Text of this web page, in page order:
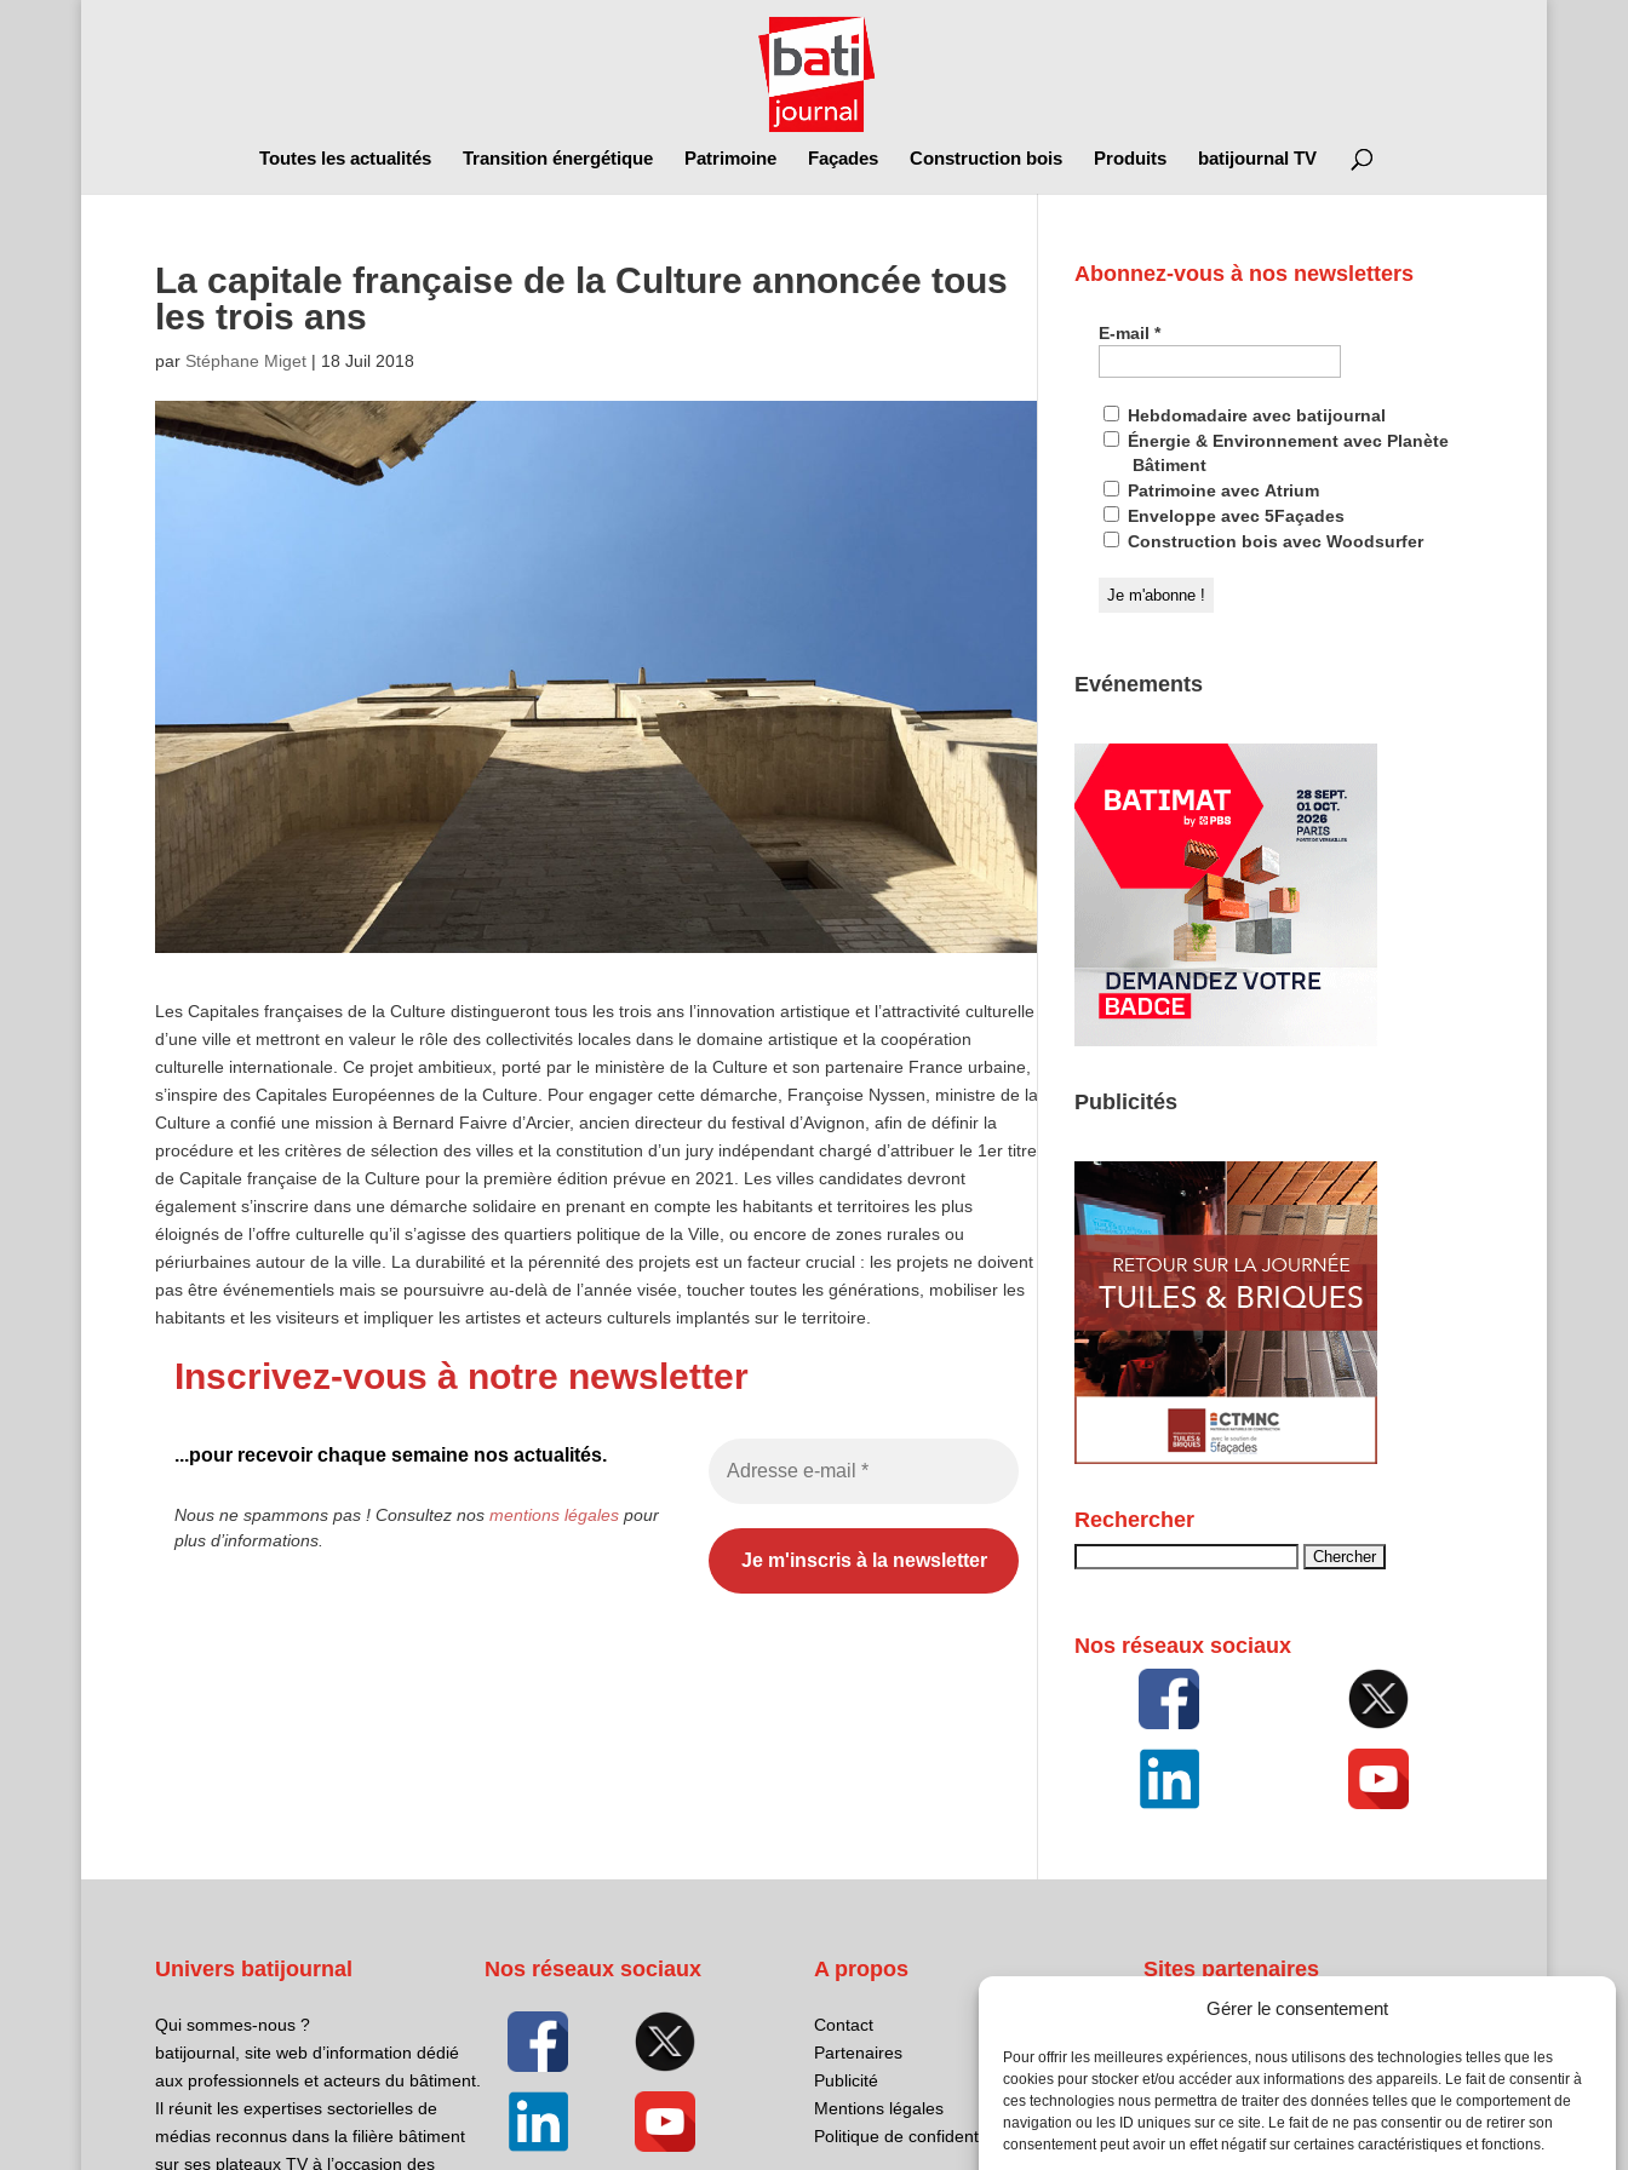
Gérer le consentement
Pour offrir les meilleures expériences, nous utilisons des technologies telles que les
cookies pour stocker et/ou accéder aux informations des appareils. Le fait de consentir à
ces technologies nous permettra de traiter des données telles que le comportement de
navigation ou les ID uniques sur ce site. Le fait de ne pas consentir ou de retirer son
consentement peut avoir un effet négatif sur certaines caractéristiques et fonctions.
Toutes les actualités Transition énergétique Patrimoine Façades Construction bois Produits batijournal TV
La capitale française de la Culture annoncée tous
les trois ans
par Stéphane Miget| 18 Juil 2018
Les Capitales françaises de la Culture distingueront tous les trois ans l’innovation artistique et l’attractivité culturelle
d’une ville et mettront en valeur le rôle des collectivités locales dans le domaine artistique et la coopération
culturelle internationale. Ce projet ambitieux, porté par le ministère de la Culture et son partenaire France urbaine,
s’inspire des Capitales Européennes de la Culture. Pour engager cette démarche, Françoise Nyssen, ministre de la
Culture a confié une mission à Bernard Faivre d’Arcier, ancien directeur du festival d’Avignon, afin de définir la
procédure et les critères de sélection des villes et la constitution d’un jury indépendant chargé d’attribuer le 1er titre
de Capitale française de la Culture pour la première édition prévue en 2021. Les villes candidates devront
également s’inscrire dans une démarche solidaire en prenant en compte les habitants et territoires les plus
éloignés de l’offre culturelle qu’il s’agisse des quartiers politique de la Ville, ou encore de zones rurales ou
périurbaines autour de la ville. La durabilité et la pérennité des projets est un facteur crucial : les projets ne doivent
pas être événementiels mais se poursuivre au-delà de l’année visée, toucher toutes les générations, mobiliser les
habitants et les visiteurs et impliquer les artistes et acteurs culturels implantés sur le territoire.
Inscrivez-vous à notre newsletter
...pour recevoir chaque semaine nos actualités.
Nous ne spammons pas ! Consultez nos mentions légalespour
plus d’informations.
Abonnez-vous à nos newsletters
E-mail*
Hebdomadaire avec batijournal
Énergie & Environnement avec Planète
Bâtiment
Patrimoine avec Atrium
Enveloppe avec 5Façades
Construction bois avec Woodsurfer
Evénements
Publicités
Rechercher
Nos réseaux sociaux
Univers batijournal
Qui sommes-nous ?
batijournal, site web d’information dédié
aux professionnels et acteurs du bâtiment.
Il réunit les expertises sectorielles de
médias reconnus dans la filière bâtiment
sur ses plateaux TV à l’occasion des
Nos réseaux sociaux A propos
Contact
Partenaires
Publicité
Mentions légales
Politique de confidentialité
Sites partenaires
Atrium Patrimoine
Kiosque 21
L'Atelier Bois
Planète Bâtiment